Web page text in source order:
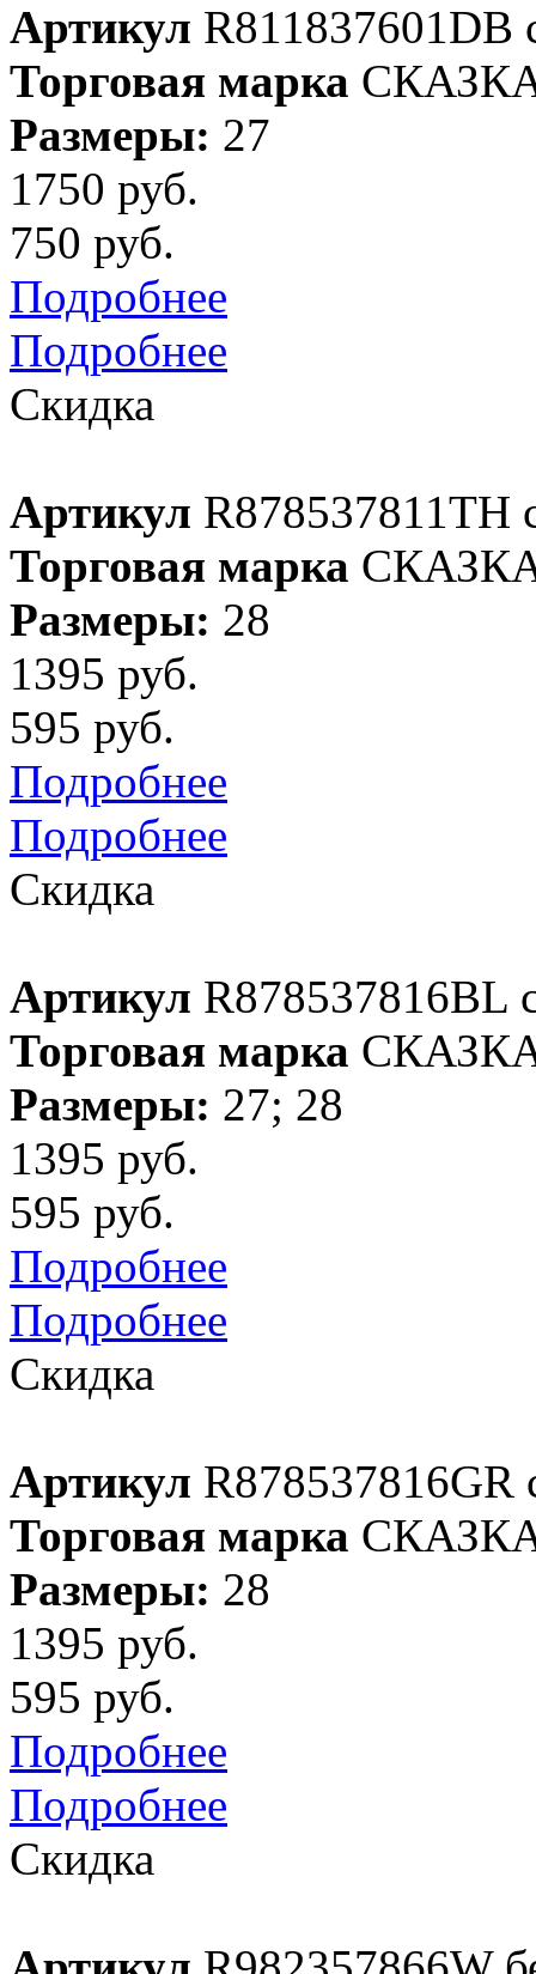
Артикул R811837601DB
Торговая марка
Размеры: 27
1750 руб.
750 руб.
Подробнее
Подробнее
Скидка
Артикул R878537811TH
Торговая марка
Размеры: 28
1395 руб.
595 руб.
Подробнее
Подробнее
Скидка
Артикул R878537816BL
Торговая марка
Размеры: 27; 28
1395 руб.
595 руб.
Подробнее
Подробнее
Скидка
Артикул R878537816GR
Торговая марка
Размеры: 28
1395 руб.
595 руб.
Подробнее
Подробнее
Скидка